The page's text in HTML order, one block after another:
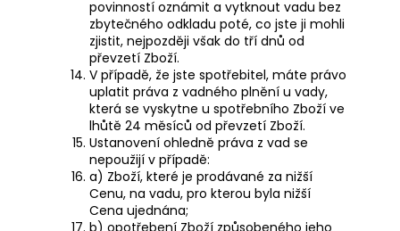
povinností oznámit a vytknout vadu bez
zbytečného odkladu poté, co jste ji mohli
zjistit, nejpozději však do tří dnů od
převzetí Zboží.
V případě, že jste spotřebitel, máte právo
uplatit práva z vadného plnění u vady,
která se vyskytne u spotřebního Zboží ve
lhůtě 24 měsíců od převzetí Zboží.
Ustanovení ohledně práva z vad se
nepoužijí v případě:
a) Zboží, které je prodávané za nižší
Cenu, na vadu, pro kterou byla nižší
Cena ujednána;